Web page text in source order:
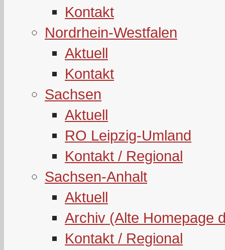
Kontakt
Nordrhein-Westfalen
Aktuell
Kontakt
Sachsen
Aktuell
RO Leipzig-Umland
Kontakt / Regional
Sachsen-Anhalt
Aktuell
Archiv (Alte Homepage
Kontakt / Regional